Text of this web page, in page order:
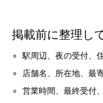
掲載前に整理し
駅周辺、夜の受付、
店舗名、所在地、最
営業時間、最終受付